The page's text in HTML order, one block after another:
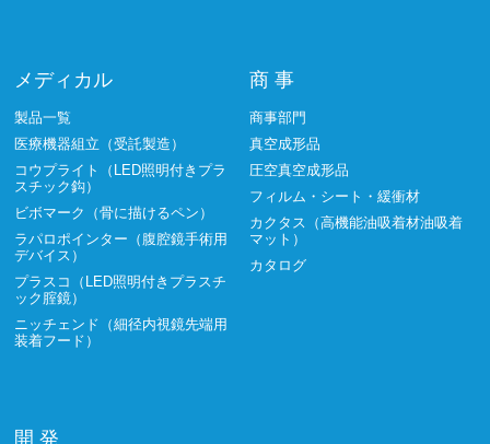
メディカル
製品一覧
医療機器組立（受託製造）
コウプライト（LED照明付きプラ
スチック鈎）
ビボマーク（骨に描けるペン）
ラパロポインター（腹腔鏡手術用
デバイス）
プラスコ（LED照明付きプラスチ
ック腟鏡）
ニッチェンド（細径内視鏡先端用
装着フード）
商 事
商事部門
真空成形品
圧空真空成形品
フィルム・シート・緩衝材
カクタス（高機能油吸着材油吸着
マット）
カタログ
開 発